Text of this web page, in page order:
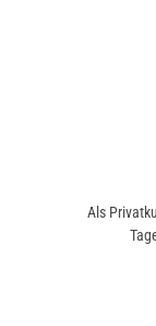
Als